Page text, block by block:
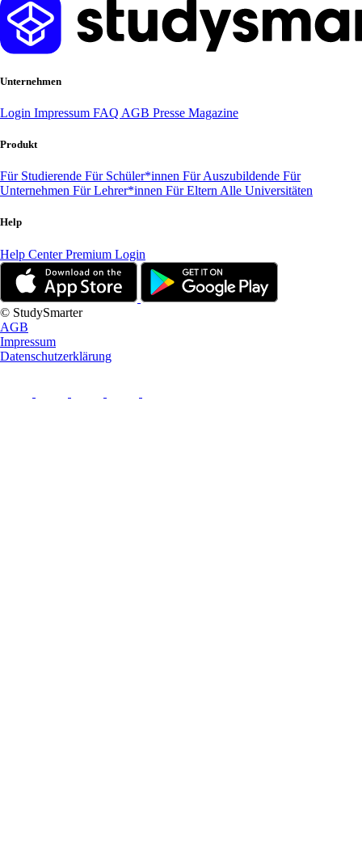
Unternehmen
Login Impressum FAQ AGB Presse Magazine
Produkt
Für Studierende Für Schüler*innen Für Auszubildende Für
Unternehmen Für Lehrer*innen Für Eltern Alle Universitäten
Help
Help CenterPremium Login
© StudySmarter
AGB
Impressum
Datenschutzerklärung